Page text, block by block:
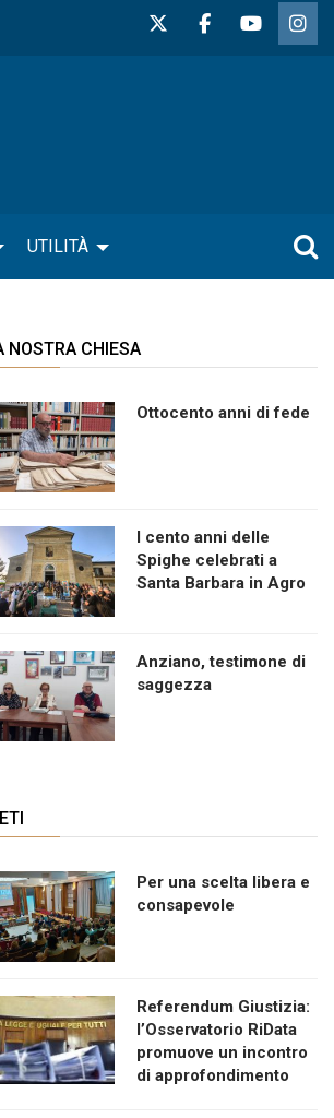
UTILITÀ
NOSTRA CHIESA
Ottocento anni di fede
I cento anni delle
Spighe celebrati a
Santa Barbara in Agro
Anziano, testimone di
saggezza
Per una scelta libera e
consapevole
Referendum Giustizia:
l’Osservatorio RiData
promuove un incontro
di approfondimento